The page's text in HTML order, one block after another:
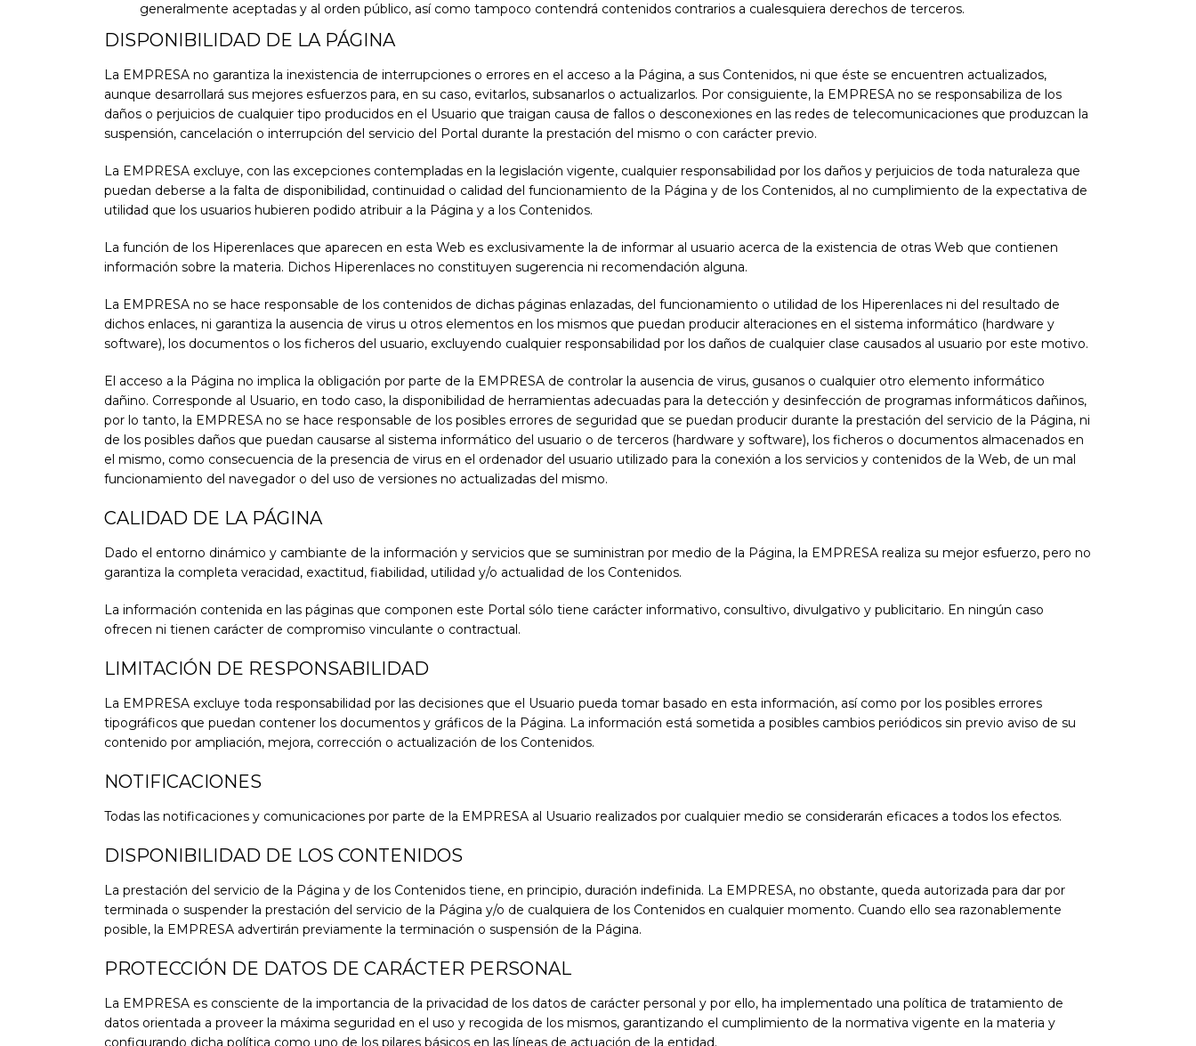
generalmente aceptadas y al orden público, así como tampoco contendrá contenidos contrarios a cualesquiera derechos de terceros.
DISPONIBILIDAD DE LA PÁGINA
La EMPRESA no garantiza la inexistencia de interrupciones o errores en el acceso a la Página, a sus Contenidos, ni que éste se encuentren actualizados,
aunque desarrollará sus mejores esfuerzos para, en su caso, evitarlos, subsanarlos o actualizarlos. Por consiguiente, la EMPRESA no se responsabiliza de los
daños o perjuicios de cualquier tipo producidos en el Usuario que traigan causa de fallos o desconexiones en las redes de telecomunicaciones que produzcan la
suspensión, cancelación o interrupción del servicio del Portal durante la prestación del mismo o con carácter previo.
La EMPRESA excluye, con las excepciones contempladas en la legislación vigente, cualquier responsabilidad por los daños y perjuicios de toda naturaleza que
puedan deberse a la falta de disponibilidad, continuidad o calidad del funcionamiento de la Página y de los Contenidos, al no cumplimiento de la expectativa de
utilidad que los usuarios hubieren podido atribuir a la Página y a los Contenidos.
La función de los Hiperenlaces que aparecen en esta Web es exclusivamente la de informar al usuario acerca de la existencia de otras Web que contienen
información sobre la materia. Dichos Hiperenlaces no constituyen sugerencia ni recomendación alguna.
La EMPRESA no se hace responsable de los contenidos de dichas páginas enlazadas, del funcionamiento o utilidad de los Hiperenlaces ni del resultado de
dichos enlaces, ni garantiza la ausencia de virus u otros elementos en los mismos que puedan producir alteraciones en el sistema informático (hardware y
software), los documentos o los ficheros del usuario, excluyendo cualquier responsabilidad por los daños de cualquier clase causados al usuario por este motivo.
El acceso a la Página no implica la obligación por parte de la EMPRESA de controlar la ausencia de virus, gusanos o cualquier otro elemento informático
dañino. Corresponde al Usuario, en todo caso, la disponibilidad de herramientas adecuadas para la detección y desinfección de programas informáticos dañinos,
por lo tanto, la EMPRESA no se hace responsable de los posibles errores de seguridad que se puedan producir durante la prestación del servicio de la Página, ni
de los posibles daños que puedan causarse al sistema informático del usuario o de terceros (hardware y software), los ficheros o documentos almacenados en
el mismo, como consecuencia de la presencia de virus en el ordenador del usuario utilizado para la conexión a los servicios y contenidos de la Web, de un mal
funcionamiento del navegador o del uso de versiones no actualizadas del mismo.
CALIDAD DE LA PÁGINA
Dado el entorno dinámico y cambiante de la información y servicios que se suministran por medio de la Página, la EMPRESA realiza su mejor esfuerzo, pero no
garantiza la completa veracidad, exactitud, fiabilidad, utilidad y/o actualidad de los Contenidos.
La información contenida en las páginas que componen este Portal sólo tiene carácter informativo, consultivo, divulgativo y publicitario. En ningún caso
ofrecen ni tienen carácter de compromiso vinculante o contractual.
LIMITACIÓN DE RESPONSABILIDAD
La EMPRESA excluye toda responsabilidad por las decisiones que el Usuario pueda tomar basado en esta información, así como por los posibles errores
tipográficos que puedan contener los documentos y gráficos de la Página. La información está sometida a posibles cambios periódicos sin previo aviso de su
contenido por ampliación, mejora, corrección o actualización de los Contenidos.
NOTIFICACIONES
Todas las notificaciones y comunicaciones por parte de la EMPRESA al Usuario realizados por cualquier medio se considerarán eficaces a todos los efectos.
DISPONIBILIDAD DE LOS CONTENIDOS
La prestación del servicio de la Página y de los Contenidos tiene, en principio, duración indefinida. La EMPRESA, no obstante, queda autorizada para dar por
terminada o suspender la prestación del servicio de la Página y/o de cualquiera de los Contenidos en cualquier momento. Cuando ello sea razonablemente
posible, la EMPRESA advertirán previamente la terminación o suspensión de la Página.
PROTECCIÓN DE DATOS DE CARÁCTER PERSONAL
La EMPRESA es consciente de la importancia de la privacidad de los datos de carácter personal y por ello, ha implementado una política de tratamiento de
datos orientada a proveer la máxima seguridad en el uso y recogida de los mismos, garantizando el cumplimiento de la normativa vigente en la materia y
configurando dicha política como uno de los pilares básicos en las líneas de actuación de la entidad.